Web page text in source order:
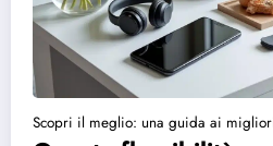
Scopri il meglio: una guida ai